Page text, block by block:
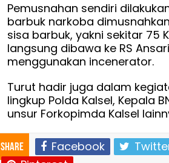
Pemusnahan sendiri
barbuk narkoba
sisa barbuk, yakni sekitar 75
langsung dibawa ke RS
menggunakan incenerator.
Turut hadir juga dalam
lingkup Polda Kalsel, Kepala
unsur Forkopimda Kalsel
Share Facebook